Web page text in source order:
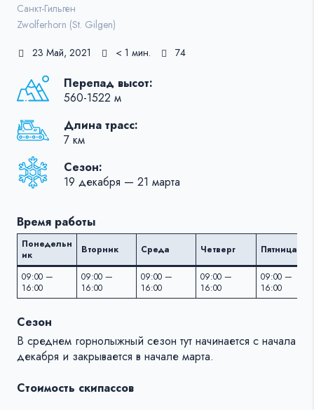
Санкт-Гильген
Zwolferhorn (St. Gilgen)
23 Май, 2021 < 1 мин. 74
Перепад высот:
560-1522 м
Длина трасс:
7 км
Сезон:
19 декабря — 21 марта
Время работы
Понедельн
ик
Вторник Среда Четверг Пятница
09:00 —
16:00
09:00 —
16:00
09:00 —
16:00
09:00 —
16:00
09:00 —
16:00
Сезон
В среднем горнолыжный сезон тут начинается c начала
декабря и закрывается в начале марта.
Стоимость скипассов